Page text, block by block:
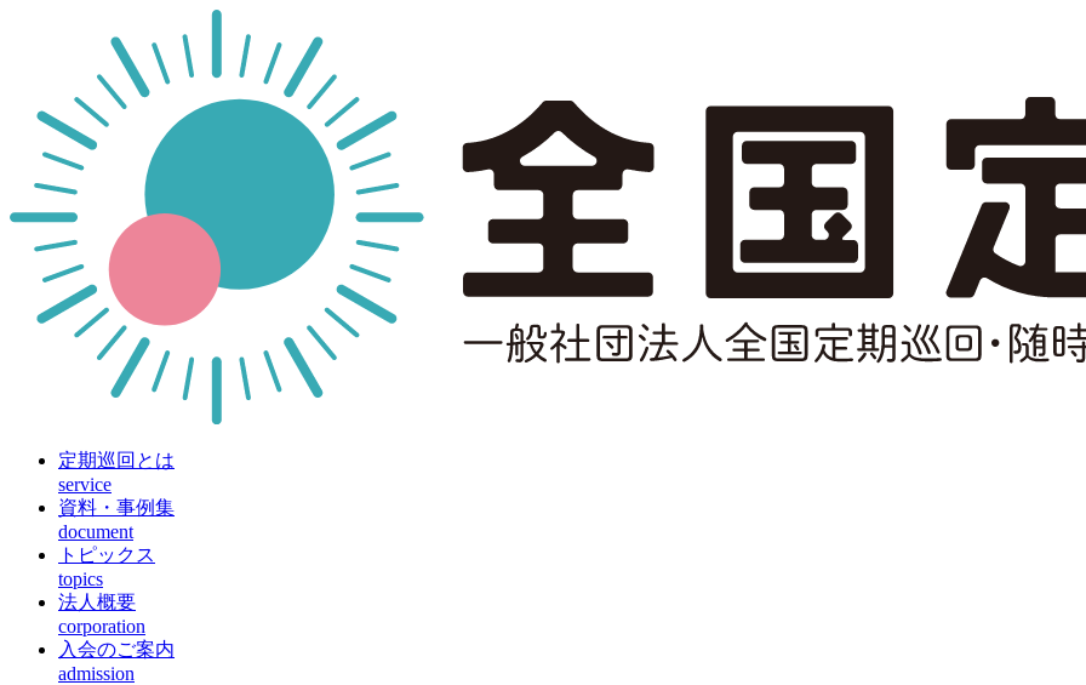
定期巡回とは
service
資料・事例集
document
トピックス
topics
法人概要
corporation
入会のご案内
admission